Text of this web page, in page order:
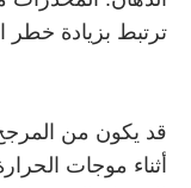
ترتبط بزيادة خطر
قد يكون من
أثناء موجات